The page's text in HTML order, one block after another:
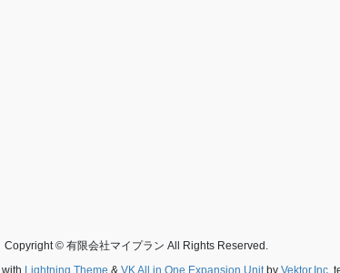
Copyright © 有限会社マイプラン All Rights Reserved.